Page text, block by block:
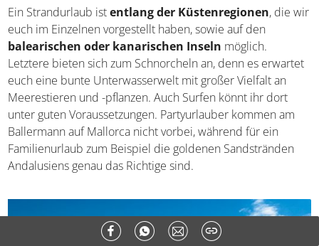
Ein Strandurlaub istentlang der Küstenregionen
wir euch im Einzelnen vorgestellt haben, sowie auf den
balearischen oder kanarischen Inselnmöglich.
Letztere bieten sich zum Schnorcheln an, denn es
erwartet euch eine bunte Unterwasserwelt mit großer
Vielfalt an Meerestieren und -pflanzen. Auch Surfen könnt
ihr dort unter guten Voraussetzungen. Partyurlauber
kommen am Ballermann auf Mallorca nicht vorbei,
während für ein Familienurlaub zum Beispiel die
goldenen Sandstränden Andalusiens genau das Richtige